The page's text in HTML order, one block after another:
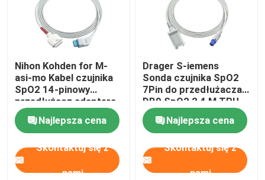
Nihon Kohden for M-
asi-mo Kabel czujnika
SpO2 14-pinowy
przedłużacz adaptera
SpO2 Kabel pacjenta
Najlepsza cena
Skontaktuj się z
nami
Drager S-iemens
Sonda czujnika SpO2
7Pin do przedłużacza
DB9 SpO2 2,4 M TPU
Najlepsza cena
Skontaktuj się z
nami